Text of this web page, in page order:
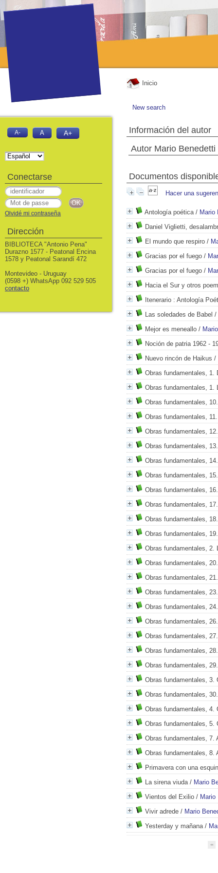
Inicio
New search
Información del autor
Autor Mario
Documentos
Hacer una
Antología poética/ Mario
Daniel Viglietti,
El mundo que respiro /
Gracias por el fuego /
Gracias por el fuego /
Hacia el Sur y otros
Itenerario : Antología
Las soledades de Babel /
Mejor es meneallo /
Noción de patria 1962 -
Nuevo rincón de Haikus /
Obras fundamentales, 1.
Obras fundamentales, 1.
Obras fundamentales,
Obras fundamentales,
Obras fundamentales,
Obras fundamentales,
Obras fundamentales,
Obras fundamentales,
Obras fundamentales,
Obras fundamentales,
Obras fundamentales,
Obras fundamentales,
Obras fundamentales, 2.
Obras fundamentales,
Obras fundamentales,
Obras fundamentales,
Obras fundamentales,
Obras fundamentales,
Obras fundamentales,
Obras fundamentales,
Obras fundamentales,
Obras fundamentales, 3.
Obras fundamentales,
Obras fundamentales, 4.
Obras fundamentales, 5.
Obras fundamentales, 7.
Obras fundamentales, 8.
Primavera con una
La sirena viuda/ Mario
Vientos del Exilio / Mario
Vivir adrede / Mario
Yesterday y mañana/
A- A A+
Conectarse
Olvidé mi contraseña
Dirección
BIBLIOTECA "Antonio Pena"
Durazno 1577 - Peatonal Encina
1578 y Peatonal Sarandí 472
Montevideo - Uruguay
(0598 +) WhatsApp 092 529 505
contacto